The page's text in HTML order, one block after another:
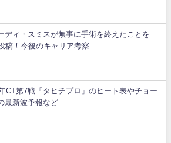
ディ・スミスが無事に手術を終えたことを
稿！今後のキャリア考察
CT第7戦「タヒチプロ」のヒート表やチョー
最新波予報など